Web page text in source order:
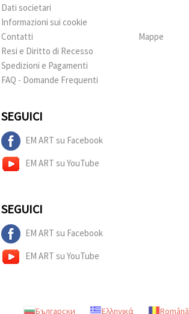
Dati societari
Informazioni sui cookie
Contatti
Resi e Diritto di Recesso
Spedizioni e Pagamenti
FAQ - Domande Frequenti
Mappe
SEGUICI
EM ART su Facebook
EM ART su YouTube
SEGUICI
EM ART su Facebook
EM ART su YouTube
Български Ελληνικά Română